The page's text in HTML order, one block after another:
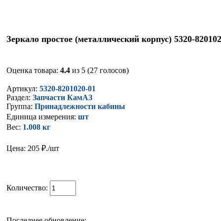
Зеркало простое (металлический корпус) 5320-
Оценка товара: 4.4 из 5 (27 голосов)
Артикул: 5320-8201020-01
Раздел: Запчасти КамАЗ
Группа: Принадлежности кабины
Единица измерения: шт
Вес: 1.008 кг
Цена: 205 ₽./шт
Количество: